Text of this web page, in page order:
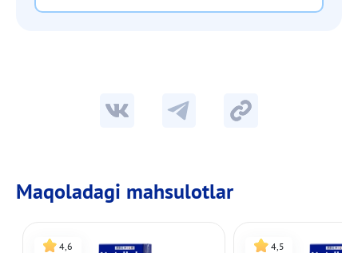
Maqoladagi mahsulotlar
4,6 4,5